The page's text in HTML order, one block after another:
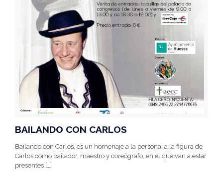
BAILANDO CON CARLOS
Bailando con Carlos, es un homenaje a la persona, a la figura de
Carlos como bailador, maestro y coreógrafo, en el que van a estar
presentes […]